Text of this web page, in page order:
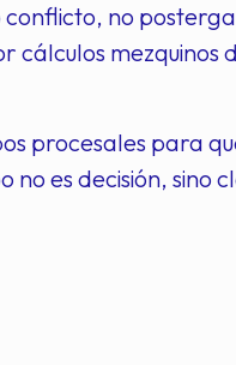
no
cálculos mezquinos
procesales para
es decisión, sino